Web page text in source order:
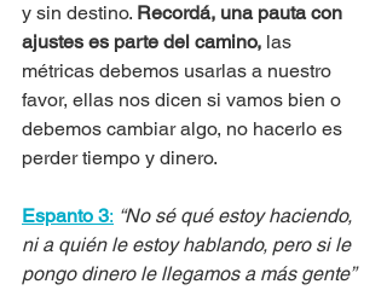
y sin destino. Recordá, una pauta con
ajustes es parte del camino, las
métricas debemos usarlas a nuestro
favor, ellas nos dicen si vamos bien o
debemos cambiar algo, no hacerlo es
perder tiempo y dinero.
Espanto 3: “No sé qué estoy haciendo,
ni a quién le estoy hablando, pero si le
pongo dinero le llegamos a más gente”